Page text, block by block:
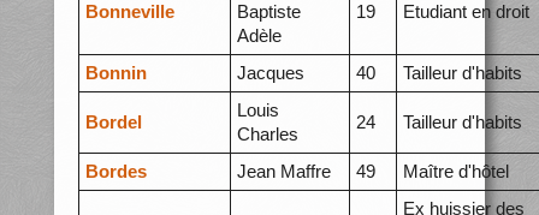
Bonneville
Baptiste
Adèle
19 Etudiant en droit
Bonnin Jacques 40 Tailleur d'habits
Bordel
Louis
Charles
24 Tailleur d'habits
Bordes Jean Maffre 49 Maître d'hôtel
Ex huissier des